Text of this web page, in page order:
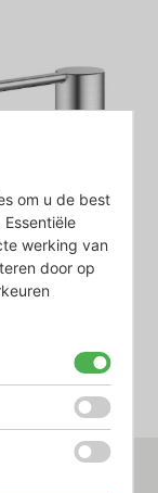
om u de best
werking van
door op